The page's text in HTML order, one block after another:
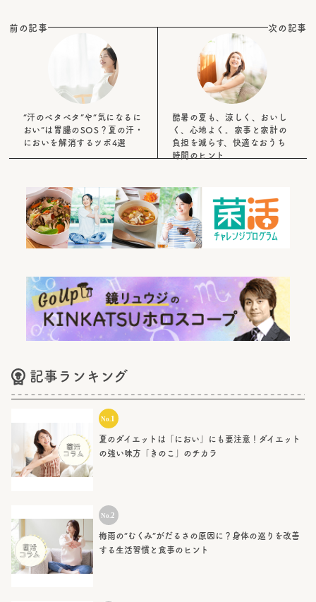
前の記事
“汗のベタベタ”や“気になるに
おい”は胃腸のSOS？夏の汗・
においを解消するツボ4選
次の記事
酷暑の夏も、涼しく、おいし
く、心地よく。家事と家計の
負担を減らす、快適なおうち
時間のヒント
記事ランキング
夏のダイエットは「におい」にも要注意！ダイエット
の強い味方「きのこ」のチカラ
梅雨の“むくみ”がだるさの原因に？身体の巡りを改善
する生活習慣と食事のヒント